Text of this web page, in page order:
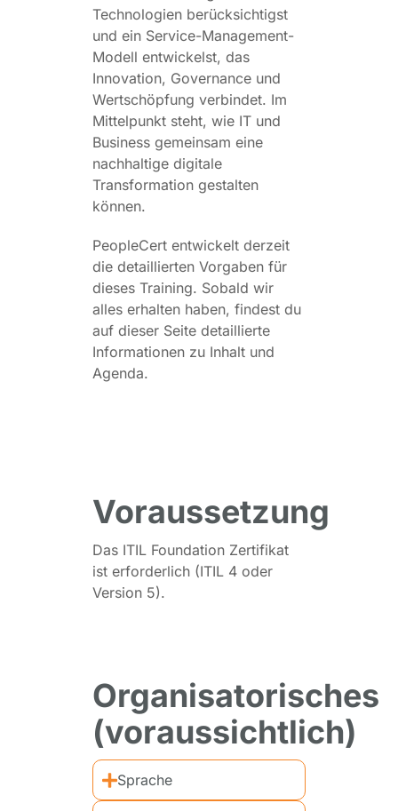
Technologien berücksichtigst
und ein Service-Management-
Modell entwickelst, das
Innovation, Governance und
Wertschöpfung verbindet. Im
Mittelpunkt steht, wie IT und
Business gemeinsam eine
nachhaltige digitale
Transformation gestalten
können.
PeopleCert entwickelt derzeit
die detaillierten Vorgaben für
dieses Training. Sobald wir
alles erhalten haben, findest du
auf dieser Seite detaillierte
Informationen zu Inhalt und
Agenda.
Voraussetzung
Das ITIL Foundation Zertifikat
ist erforderlich (ITIL 4 oder
Version 5).
Organisatorisches
(voraussichtlich)
Sprache